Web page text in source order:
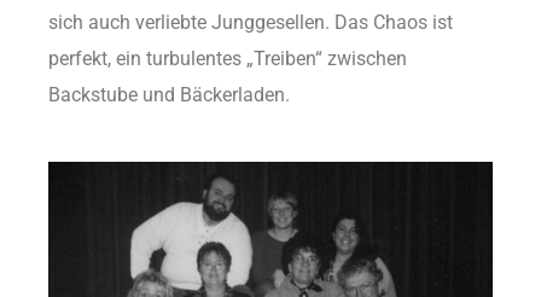
sich auch verliebte Junggesellen. Das Chaos ist
perfekt, ein turbulentes „Treiben“ zwischen
Backstube und Bäckerladen.